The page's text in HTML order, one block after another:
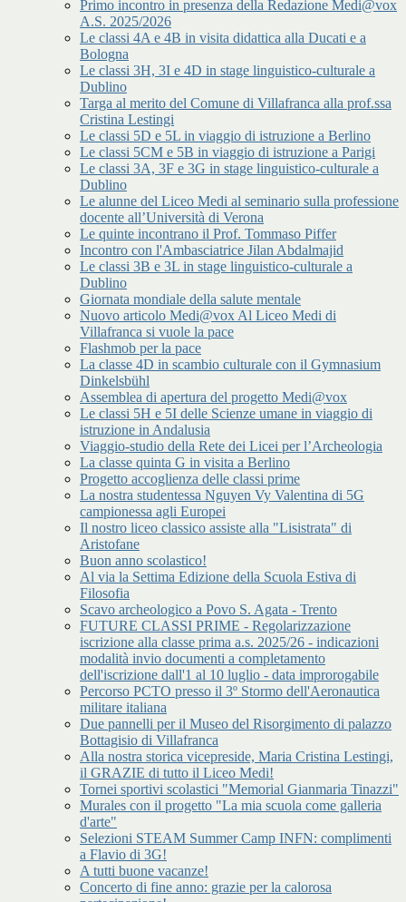
Primo incontro in presenza della Redazione Medi@vox
A.S. 2025/2026
Le classi 4A e 4B in visita didattica alla Ducati e a
Bologna
Le classi 3H, 3I e 4D in stage linguistico-culturale a
Dublino
Targa al merito del Comune di Villafranca alla prof.ssa
Cristina Lestingi
Le classi 5D e 5L in viaggio di istruzione a Berlino
Le classi 5CM e 5B in viaggio di istruzione a Parigi
Le classi 3A, 3F e 3G in stage linguistico-culturale a
Dublino
Le alunne del Liceo Medi al seminario sulla professione
docente all’Università di Verona
Le quinte incontrano il Prof. Tommaso Piffer
Incontro con l'Ambasciatrice Jilan Abdalmajid
Le classi 3B e 3L in stage linguistico-culturale a
Dublino
Giornata mondiale della salute mentale
Nuovo articolo Medi@vox Al Liceo Medi di
Villafranca si vuole la pace
Flashmob per la pace
La classe 4D in scambio culturale con il Gymnasium
Dinkelsbühl
Assemblea di apertura del progetto Medi@vox
Le classi 5H e 5I delle Scienze umane in viaggio di
istruzione in Andalusia
Viaggio-studio della Rete dei Licei per l’Archeologia
La classe quinta G in visita a Berlino
Progetto accoglienza delle classi prime
La nostra studentessa Nguyen Vy Valentina di 5G
campionessa agli Europei
Il nostro liceo classico assiste alla "Lisistrata" di
Aristofane
Buon anno scolastico!
Al via la Settima Edizione della Scuola Estiva di
Filosofia
Scavo archeologico a Povo S. Agata - Trento
FUTURE CLASSI PRIME - Regolarizzazione
iscrizione alla classe prima a.s. 2025/26 - indicazioni
modalità invio documenti a completamento
dell'iscrizione dall'1 al 10 luglio - data improrogabile
Percorso PCTO presso il 3º Stormo dell'Aeronautica
militare italiana
Due pannelli per il Museo del Risorgimento di palazzo
Bottagisio di Villafranca
Alla nostra storica vicepreside, Maria Cristina Lestingi,
il GRAZIE di tutto il Liceo Medi!
Tornei sportivi scolastici "Memorial Gianmaria Tinazzi"
Murales con il progetto "La mia scuola come galleria
d'arte"
Selezioni STEAM Summer Camp INFN: complimenti
a Flavio di 3G!
A tutti buone vacanze!
Concerto di fine anno: grazie per la calorosa